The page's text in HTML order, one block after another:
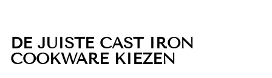
DE JUISTE CAST IRON
COOKWARE KIEZEN